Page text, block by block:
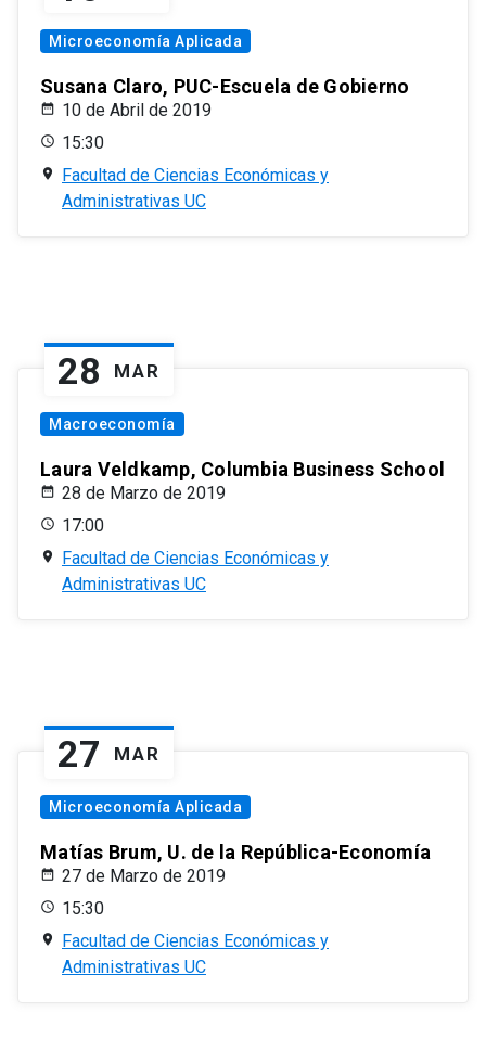
Microeconomía Aplicada
Susana Claro, PUC-Escuela de Gobierno
10 de Abril de 2019
15:30
Facultad de Ciencias Económicas y
Administrativas UC
28 MAR
Macroeconomía
Laura Veldkamp, Columbia Business School
28 de Marzo de 2019
17:00
Facultad de Ciencias Económicas y
Administrativas UC
27 MAR
Microeconomía Aplicada
Matías Brum, U. de la República-Economía
27 de Marzo de 2019
15:30
Facultad de Ciencias Económicas y
Administrativas UC